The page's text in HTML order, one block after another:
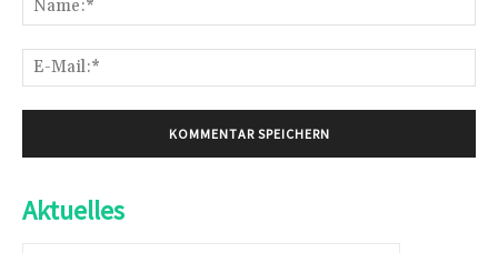
Aktuelles